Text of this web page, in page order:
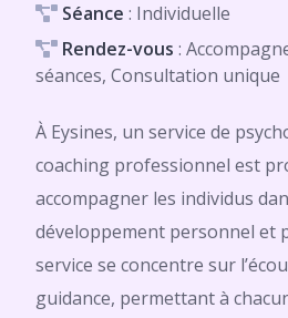
Séance : Individuelle
Rendez-vous :
séances, Consultation unique
À Eysines, un service de
coaching professionnel est
accompagner les individus
développement personnel et
service se concentre sur
guidance, permettant à